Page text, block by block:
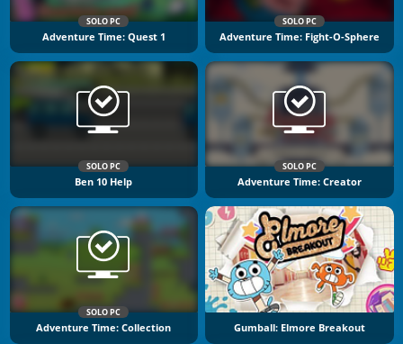
SOLO PC
Adventure Time: Quest 1
SOLO PC
Adventure Time: Fight-O-Sphere
SOLO PC
Ben 10 Help
SOLO PC
Adventure Time: Creator
SOLO PC
Adventure Time: Collection Gumball: Elmore Breakout